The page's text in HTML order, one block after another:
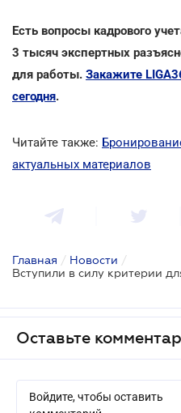
Есть вопросы кадрового
3 тысяч экспертных
для работы. Закажите
сегодня.
Читайте также:
актуальных материалов
Главная / Новости /
Оставьте
Войдите, чтобы оставить